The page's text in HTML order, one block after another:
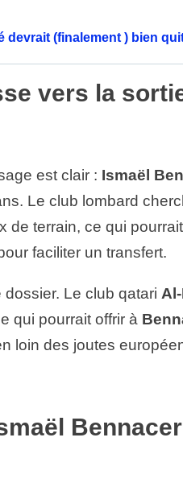
devrait (finalement ) bien
vers la
est clair : Ismaël
Le club lombard
de terrain, ce qui
faciliter un transfert.
dossier. Le club qatari
qui pourrait offrir à
loin des joutes